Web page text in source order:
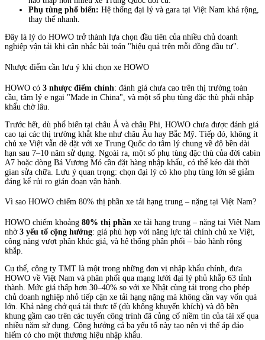
Phụ tùng phổ biến: Hệ thống đại lý và gara tại Việt Nam khá rộng,
thay thế nhanh.
Đây là lý do HOWO trở thành lựa chọn đầu tiên của nhiều chủ doanh
nghiệp vận tải khi cân nhắc bài toán "hiệu quả trên mỗi đồng đầu tư".
Nhược điểm cần lưu ý khi chọn xe HOWO
HOWO có 3 nhược điểm chính: đánh giá chưa cao trên thị trường toàn
cầu, tâm lý e ngại "Made in China", và một số phụ tùng đặc thù phải nhập
khẩu chờ lâu.
Trước hết, dù phổ biến tại châu Á và châu Phi, HOWO chưa được đánh giá
cao tại các thị trường khắt khe như châu Âu hay Bắc Mỹ. Tiếp đó, không ít
chủ xe Việt vẫn dè dặt với xe Trung Quốc do tâm lý chung về độ bền dài
hạn sau 7–10 năm sử dụng. Ngoài ra, một số phụ tùng đặc thù của đời cabin
A7 hoặc dòng Bá Vương Mỏ cần đặt hàng nhập khẩu, có thể kéo dài thời
gian sửa chữa. Lưu ý quan trọng: chọn đại lý có kho phụ tùng lớn sẽ giảm
đáng kể rủi ro gián đoạn vận hành.
Vì sao HOWO chiếm 80% thị phần xe tải hạng trung – nặng tại Việt Nam?
HOWO chiếm khoảng 80% thị phần xe tải hạng trung – nặng tại Việt Nam
nhờ 3 yếu tố cộng hưởng: giá phù hợp với năng lực tài chính chủ xe Việt,
công năng vượt phân khúc giá, và hệ thống phân phối – bảo hành rộng
khắp.
Cụ thể, công ty TMT là một trong những đơn vị nhập khẩu chính, đưa
HOWO về Việt Nam và phân phối qua mạng lưới đại lý phủ khắp 63 tỉnh
thành. Mức giá thấp hơn 30–40% so với xe Nhật cùng tải trọng cho phép
chủ doanh nghiệp nhỏ tiếp cận xe tải hạng nặng mà không cần vay vốn quá
lớn. Khả năng chở quá tải thực tế (dù không khuyến khích) và độ bền
khung gầm cao trên các tuyến công trình đã củng cố niềm tin của tài xế qua
nhiều năm sử dụng. Cộng hưởng cả ba yếu tố này tạo nên vị thế áp đảo
hiếm có cho một thương hiệu nhập khẩu.